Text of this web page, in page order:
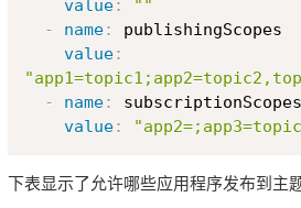
value:
""
-
name:
publishingScopes
value:
-
name:
subscriptionScopes
value:
下表显示了允许哪些应用程序发布到主题